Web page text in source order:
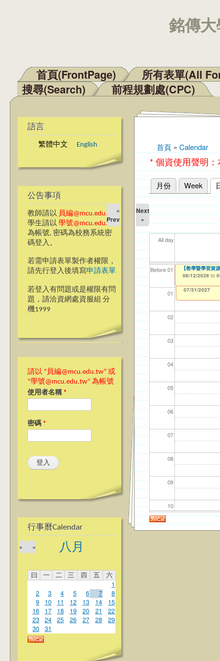
銘傳
主選單
首頁(FrontPage)
所有表單(All
搜尋(Search)
前程規劃處(CPC)
語言
繁體中文 English
公告事項
教師請以 員編@mcu.edu.tw
學生請以 學號@mcu.edu.tw
為帳號, 密碼為校務系統密
碼登入。
若需申請表單製作者權限，
請先行登入後填寫申請表單
若登入有問題或是權限有問
題，請洽資網處資服組 分
機1999
請以 "員編@mcu.edu.tw" 或
"學號@mcu.edu.tw" 為帳號
使用者名稱 *
密碼 *
行事曆Calendar
八月
«
»
曰 一 二 三 四 五
六
1
2
3 4 5 6 7
8
9
10 11 12 13 14
15
16
17 18 19 20 21
22
23
24 25 26 27 28
29
30
31
您在這裡
首頁 » Calendar
* 個資使用聲明
主要索引標籤
月份 Week
«
Prev
Next
»
All day
Before 01
01
02
03
04
05
06
07
08
09
10
11
【資網處】
整合系統～表單
12/31/2027
【財務處】工讀
11/12/2021 to
【財務處】漏打
錄
07/31/2027
114
04/
114
02/
【學
07/
教務
11/
商品
11/
【教學暨學習資
06/12/2026 to
【教學暨學習資
06/12/2026 to